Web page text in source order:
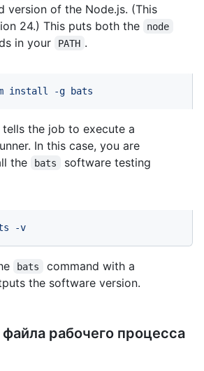
version of the Node.js. (This
24.) This puts both the
node
in your PATH .
install -g bats
the job to execute a
In this case, you are
the bats
software testing
-v
bats
command with a
the software version.
рабочего процесса